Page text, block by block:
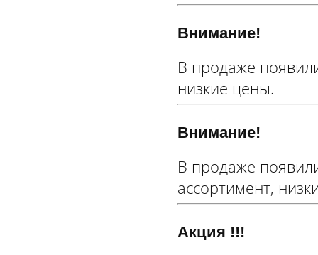
Внимание!
В продаже
низкие цены.
Внимание!
В продаже
ассортимент,
Акция !!!